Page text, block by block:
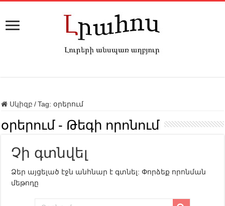
Սկիզբ / Tag:օրերում
օրերում- Թեգի որոնում
Չի գտնվել
Ձեր այցելած էջն անհնար է գտնել: Փորձեք որոնման
մեթոդը